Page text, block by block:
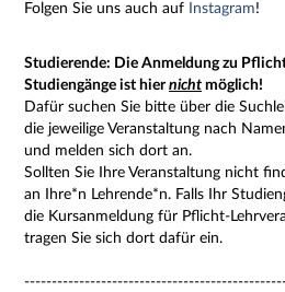
Folgen Sie uns auch auf Instagram!
Studierende: Die Anmeldung zu
Studiengänge ist hiernicht möglich!
Dafür suchen Sie bitte über die
die jeweilige Veranstaltung nach
und melden sich dort an.
Sollten Sie Ihre Veranstaltung nicht
an Ihre*n Lehrende*n. Falls Ihr
die Kursanmeldung für Pflicht-
tragen Sie sich dort dafür ein.